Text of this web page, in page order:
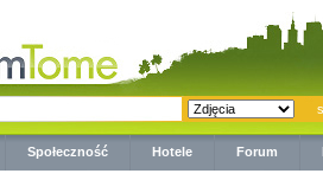
Społeczność Hotele Forum